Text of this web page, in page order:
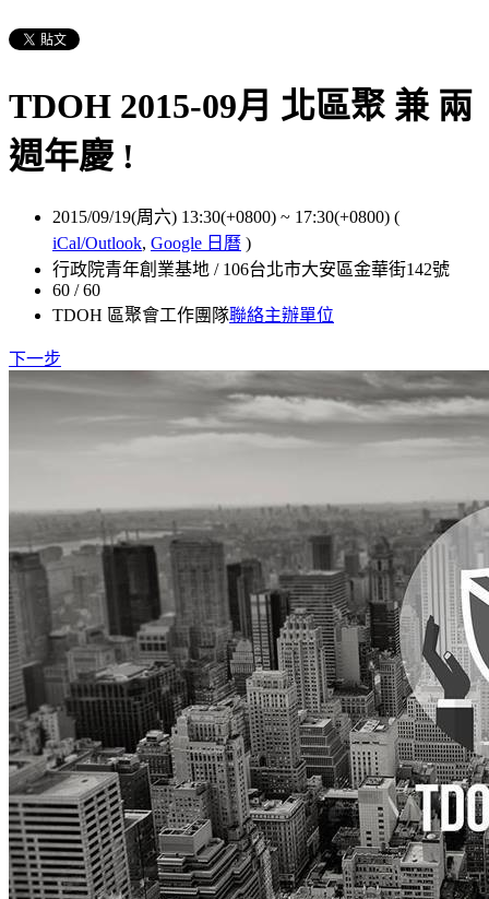
TDOH 2015-09月 北區聚 兼 兩
週年慶 !
2015/09/19(周六) 13:30(+0800) ~ 17:30(+0800) (
iCal/Outlook, Google 日曆 )
行政院青年創業基地 / 106台北市大安區金華街142號
60 / 60
TDOH 區聚會工作團隊聯絡主辦單位
下一步